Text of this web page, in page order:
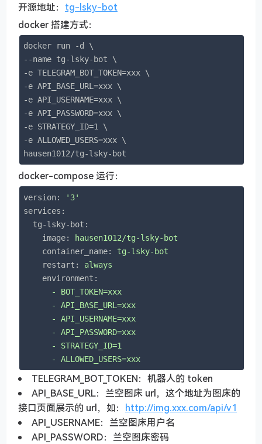
开源地址： tg-lsky-bot
docker 搭建方式：
docker run -d \
--name tg-lsky-bot \
-e TELEGRAM_BOT_TOKEN=xxx \
-e API_BASE_URL=xxx \
-e API_USERNAME=xxx \
-e API_PASSWORD=xxx \
-e STRATEGY_ID=1 \
-e ALLOWED_USERS=xxx \
hausen1012/tg-lsky-bot
docker-compose 运行：
version:
'3'
services:
tg-lsky-bot:
image:
hausen1012/tg-lsky-bot
container_name:
tg-lsky-bot
restart:
always
environment:
-
BOT_TOKEN=xxx
-
API_BASE_URL=xxx
-
API_USERNAME=xxx
-
API_PASSWORD=xxx
-
STRATEGY_ID=1
-
ALLOWED_USERS=xxx
TELEGRAM_BOT_TOKEN：机器人的 token
API_BASE_URL：兰空图床 url，这个地址为图床的
接口页面展示的 url，如： http://img.xxx.com/api/v1
API_USERNAME：兰空图床用户名
API_PASSWORD：兰空图床密码